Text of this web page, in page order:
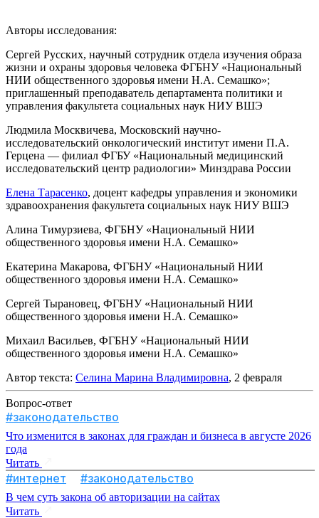
Авторы исследования:
Сергей Русских, научный сотрудник отдела изучения образа
жизни и охраны здоровья человека ФГБНУ «Национальный
НИИ общественного здоровья имени Н.А. Семашко»;
приглашенный преподаватель департамента политики и
управления факультета социальных наук НИУ ВШЭ
Людмила Москвичева, Московский научно-
исследовательский онкологический институт имени П.А.
Герцена — филиал ФГБУ «Национальный медицинский
исследовательский центр радиологии» Минздрава России
Елена Тарасенко, доцент кафедры управления и экономики
здравоохранения факультета социальных наук НИУ ВШЭ
Алина Тимурзиева, ФГБНУ «Национальный НИИ
общественного здоровья имени Н.А. Семашко»
Екатерина Макарова, ФГБНУ «Национальный НИИ
общественного здоровья имени Н.А. Семашко»
Сергей Тырановец, ФГБНУ «Национальный НИИ
общественного здоровья имени Н.А. Семашко»
Михаил Васильев, ФГБНУ «Национальный НИИ
общественного здоровья имени Н.А. Семашко»
Автор текста: Селина Марина Владимировна, 2 февраля
Вопрос-ответ
#законодательство
Что изменится в законах для граждан и бизнеса в августе 2026
года
Читать
#интернет #законодательство
В чем суть закона об авторизации на сайтах
Читать